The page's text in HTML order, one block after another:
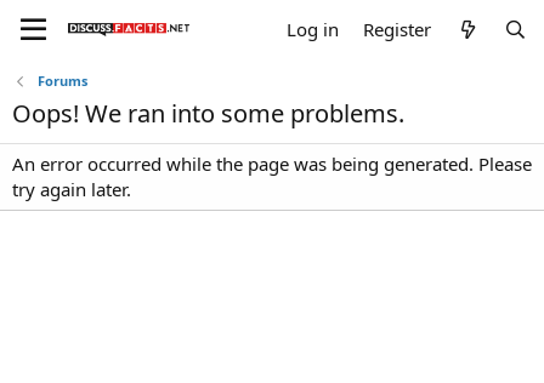
Log in Register
Forums
Oops! We ran into some problems.
An error occurred while the page was being generated. Please
try again later.